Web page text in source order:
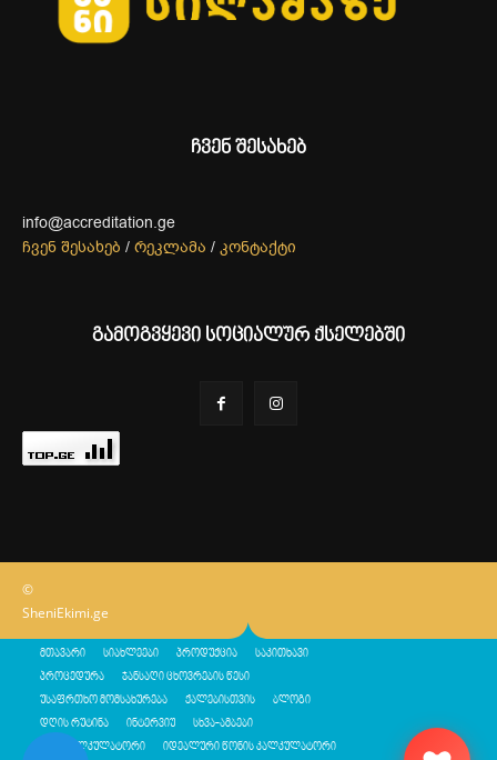
ჩვენ შესახებ
info@accreditation.ge
ჩვენ შესახებ / რეკლამა / კონტაქტი
გამოგვყევი სოციალურ ქსელებში
©
SheniEkimi.ge
მთავარი სიახლეები პროდუქცია საკითხავი
პროცედურა ჯანსაღი ცხოვრების წესი
უსაფრთხო მომსახურება ქალებისთვის ბლოგი
დღის რუტინა ინტერვიუ სხვა-ამბები
შენი კალკულატორი იდეალური წონის კალკულატორი